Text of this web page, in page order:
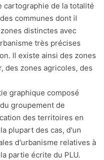
cartographie de la totalité
communes dont il
distinctes avec
très précises
Il existe ainsi des zones
des zones agricoles, des
graphique composé
groupement de
des territoires en
plupart des cas, d'un
d'urbanisme relatives à
partie écrite du PLU.